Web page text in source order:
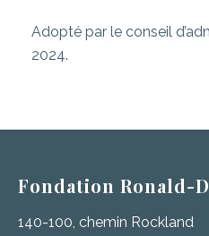
Adopté par le conseil
2024.
Fondation Ronald-
140-100, chemin Rockland